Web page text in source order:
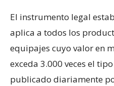
El instrumento legal
aplica a todos los
equipajes cuyo valor en
exceda 3.000 veces el
publicado diariamente